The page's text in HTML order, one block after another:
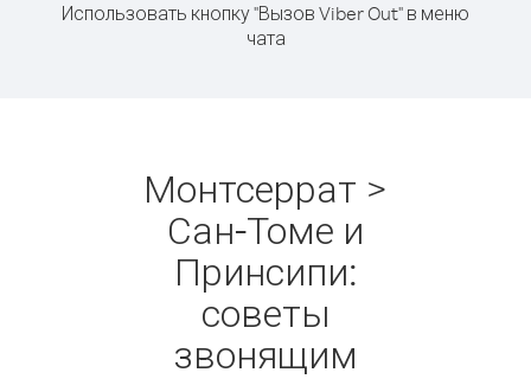
Использовать кнопку "Вызов Viber Out" в меню
чата
Монтсеррат >
Сан-Томе и
Принсипи:
советы
звонящим